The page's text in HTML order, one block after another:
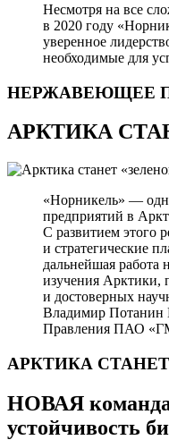
Несмотря на все
в 2020 году
уверенное
необходимые для
НЕРЖАВЕЮЩЕЕ
АРКТИКА
«Норникель» —
предприятий в
С развитием этого
и стратегические
дальнейшая работа
изучения Арктики,
и достоверных
Владимир Потанин
Правления ПАО
АРКТИКА СТАНЕТ
НОВАЯ
устойчивость